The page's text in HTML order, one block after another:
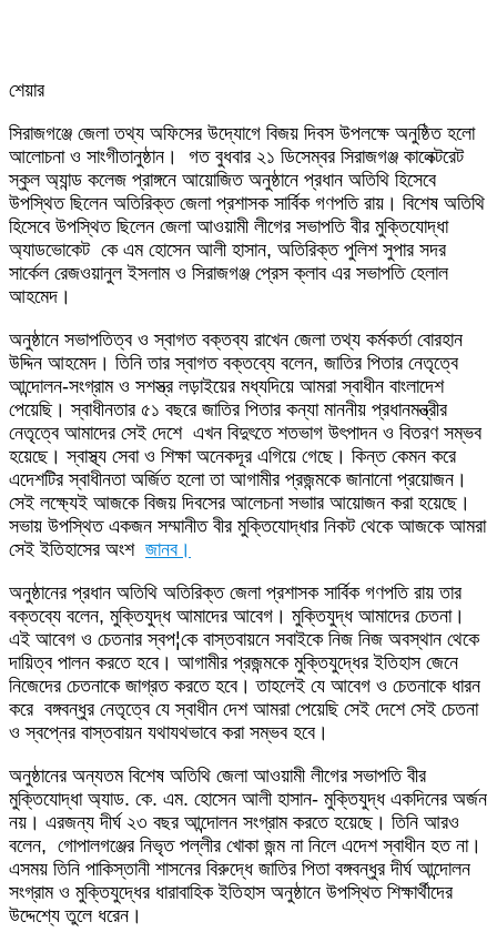
শেয়ার
via
Email
সিরাজগঞ্জে জেলা তথ্য অফিসের উদ্যোগে বিজয় দিবস উপলক্ষে অনুষ্ঠিত হলো
আলোচনা ও সাংগীতানুষ্ঠান। গত বুধবার ২১ ডিসেম্বর সিরাজগঞ্জ কালেক্টরেট
স্কুল অ্যান্ড কলেজ প্রাঙ্গনে আয়োজিত অনুষ্ঠানে প্রধান অতিথি হিসেবে
উপস্থিত ছিলেন অতিরিক্ত জেলা প্রশাসক সার্বিক গণপতি রায়। বিশেষ অতিথি
হিসেবে উপস্থিত ছিলেন জেলা আওয়ামী লীগের সভাপতি বীর মুক্তিযোদ্ধা
অ্যাডভোকেট কে এম হোসেন আলী হাসান, অতিরিক্ত পুলিশ সুপার সদর
সার্কেল রেজওয়ানুল ইসলাম ও সিরাজগঞ্জ প্রেস ক্লাব এর সভাপতি হেলাল
আহমেদ।
অনুষ্ঠানে সভাপতিত্ব ও স্বাগত বক্তব্য রাখেন জেলা তথ্য কর্মকর্তা বোরহান
উদ্দিন আহমেদ। তিনি তার স্বাগত বক্তব্যে বলেন, জাতির পিতার নেতৃত্বে
আন্দোলন-সংগ্রাম ও সশস্ত্র লড়াইয়ের মধ্যদিয়ে আমরা স্বাধীন বাংলাদেশ
পেয়েছি। স্বাধীনতার ৫১ বছরে জাতির পিতার কন্যা মাননীয় প্রধানমন্ত্রীর
নেতৃত্বে আমাদের সেই দেশে এখন বিদুৎতে শতভাগ উৎপাদন ও বিতরণ সম্ভব
হয়েছে। স্বাস্থ্য সেবা ও শিক্ষা অনেকদূর এগিয়ে গেছে। কিন্ত কেমন করে
এদেশটির স্বাধীনতা অর্জিত হলো তা আগামীর প্রজন্মকে জানানো প্রয়োজন।
সেই লক্ষ্যেই আজকে বিজয় দিবসের আলেচনা সভাার আয়োজন করা হয়েছে।
সভায় উপস্থিত একজন সম্মানীত বীর মুক্তিযোদ্ধার নিকট থেকে আজকে আমরা
সেই ইতিহাসের অংশ জানব।
অনুষ্ঠানের প্রধান অতিথি অতিরিক্ত জেলা প্রশাসক সার্বিক গণপতি রায় তার
বক্তব্যে বলেন, মুক্তিযুদ্ধ আমাদের আবেগ। মুক্তিযুদ্ধ আমাদের চেতনা।
এই আবেগ ও চেতনার স্বপ¦কে বাস্তবায়নে সবাইকে নিজ নিজ অবস্থান থেকে
দায়িত্ব পালন করতে হবে। আগামীর প্রজন্মকে মুক্তিযুদ্ধের ইতিহাস জেনে
নিজেদের চেতনাকে জাগ্রত করতে হবে। তাহলেই যে আবেগ ও চেতনাকে ধারন
করে বঙ্গবন্ধুর নেতৃত্বে যে স্বাধীন দেশ আমরা পেয়েছি সেই দেশে সেই চেতনা
ও স্বপ্নের বাস্তবায়ন যথাযথভাবে করা সম্ভব হবে।
অনুষ্ঠানের অন্যতম বিশেষ অতিথি জেলা আওয়ামী লীগের সভাপতি বীর
মুক্তিযোদ্ধা অ্যাড. কে. এম. হোসেন আলী হাসান- মুক্তিযুদ্ধ একদিনের অর্জন
নয়। এরজন্য দীর্ঘ ২৩ বছর আন্দোলন সংগ্রাম করতে হয়েছে। তিনি আরও
বলেন, গোপালগঞ্জের নিভৃত পল্লীর খোকা জন্ম না নিলে এদেশ স্বাধীন হত না।
এসময় তিনি পাকিস্তানী শাসনের বিরুদ্ধে জাতির পিতা বঙ্গবন্ধুর দীর্ঘ আন্দোলন
সংগ্রাম ও মুক্তিযুদ্ধের ধারাবাহিক ইতিহাস অনুষ্ঠানে উপস্থিত শিক্ষার্থীদের
উদ্দেশ্যে তুলে ধরেন।